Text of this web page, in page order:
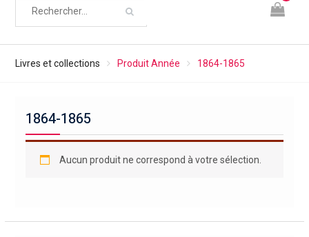
Livres et collections Produit Année 1864-1865
1864-1865
Aucun produit ne correspond à votre sélection.